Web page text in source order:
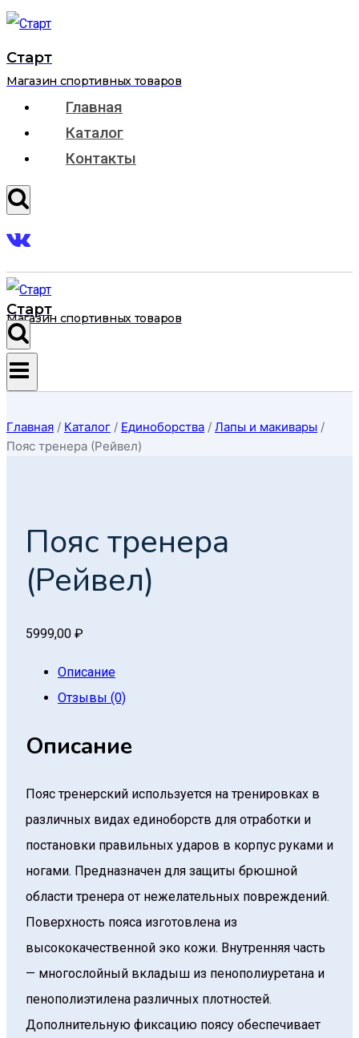
Перейти
содержимому
Старт
Магазин спортивных товаров
Главная
Каталог
Контакты
Старт
Магазин спортивных товаров
Главная / Каталог / Единоборcтва / Лапы и макивары /
Пояс тренера (Рейвел)
Пояс тренера
(Рейвел)
5999,00 ₽
Описание
Отзывы (0)
Описание
Пояс тренерский используется на тренировках в
различных видах единоборств для отработки и
постановки правильных ударов в корпус руками и
ногами. Предназначен для защиты брюшной
области тренера от нежелательных повреждений.
Поверхность пояса изготовлена из
высококачественной эко кожи. Внутренняя часть
— многослойный вкладыш из пенополиуретана и
пенополиэтилена различных плотностей.
Дополнительную фиксацию поясу обеспечивает